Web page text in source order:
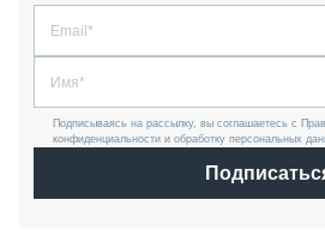
Подписываясь на рассылку, вы соглашаетесь с
конфиденциальности и обработку персональных